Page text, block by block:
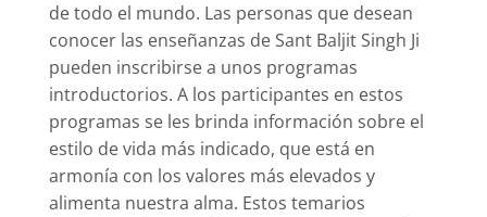
de todo el mundo. Las personas que desean
conocer las enseñanzas de Sant Baljit Singh Ji
pueden inscribirse a unos programas
introductorios. A los participantes en estos
programas se les brinda información sobre el
estilo de vida más indicado, que está en
armonía con los valores más elevados y
alimenta nuestra alma. Estos temarios